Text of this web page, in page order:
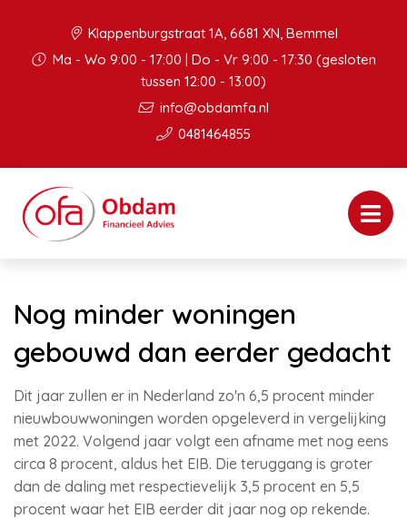
Klappenburgstraat 1A, 6681 XN, Bemmel
Ma - Wo 9:00 - 17:00 | Do - Vr 9:00 - 17:30 (gesloten
tussen 12:00 - 13:00)
info@obdamfa.nl
0481464855
Nog minder woningen
gebouwd dan eerder gedacht
Dit jaar zullen er in Nederland zo'n 6,5 procent minder
nieuwbouwwoningen worden opgeleverd in vergelijking
met 2022. Volgend jaar volgt een afname met nog eens
circa 8 procent, aldus het EIB. Die teruggang is groter
dan de daling met respectievelijk 3,5 procent en 5,5
procent waar het EIB eerder dit jaar nog op rekende.